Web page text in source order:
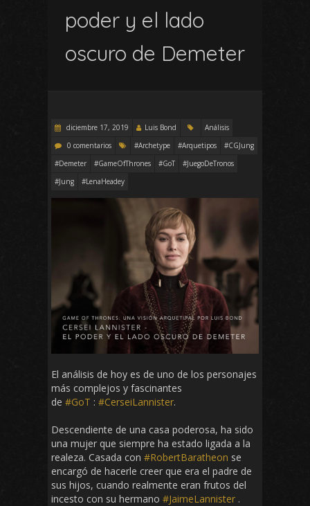
poder y el lado
oscuro de Demeter
diciembre 17, 2019 Luis Bond
Análisis
0 comentarios
#Archetype #Arquetipos
#CGJung
#Demeter
#GameOfThrones #GoT
#JuegoDeTronos
#Jung
#LenaHeadey
El análisis de hoy es de uno de los personajes
más complejos y fascinantes
de #GoT : #CerseiLannister.
Descendiente de una casa poderosa, ha sido
una mujer que siempre ha estado ligada a la
realeza. Casada con #RobertBaratheon se
encargó de hacerle creer que era el padre de
sus hijos, cuando realmente eran frutos del
incesto con su hermano #JaimeLannister .